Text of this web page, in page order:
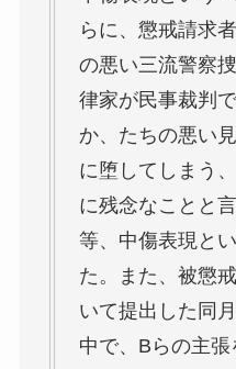
らに、懲戒請求
の悪い三流警察
律家が民事裁判
か、たちの悪い
に堕してしまう
に残念なことと
等、中傷表現と
た。また、被懲
いて提出した同
中で、Bらの主